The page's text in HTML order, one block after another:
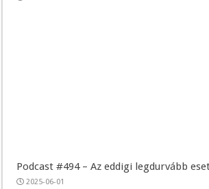
Podcast #494 – Az eddigi legdurvább
2025-06-01